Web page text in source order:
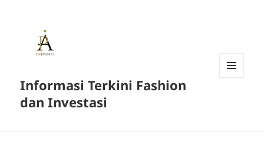
Informasi Terkini Fashion
dan Investasi